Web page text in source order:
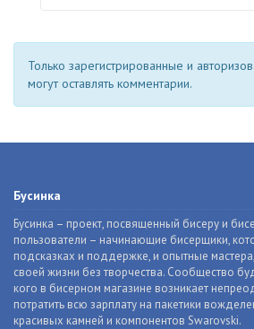
Только зарегистрированные и
могут оставлять комментарии.
Бусинка
Бусинка – проект, посвященный бисеру и
пользователи – начинающие бисерщики,
подсказках и поддержке, и опытные
своей жизни без творчества. Сообщество
кого в бисерном магазине возникает
потратить всю зарплату на пакетики
красивых камней и компонентов Swarovski.